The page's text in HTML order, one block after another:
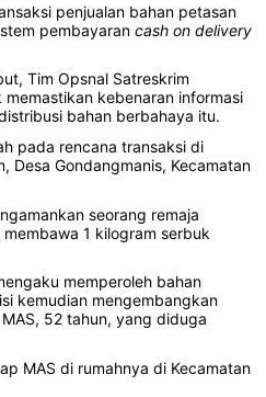
penjualan bahan petasan
pembayaran cash on delivery
Tim Opsnal Satreskrim
kebenaran informasi
bahan berbahaya itu.
pada rencana transaksi di
Desa Gondangmanis, Kecamatan
seorang remaja
1 kilogram serbuk
memperoleh bahan
kemudian mengembangkan
52 tahun, yang diduga
MAS di rumahnya di Kecamatan